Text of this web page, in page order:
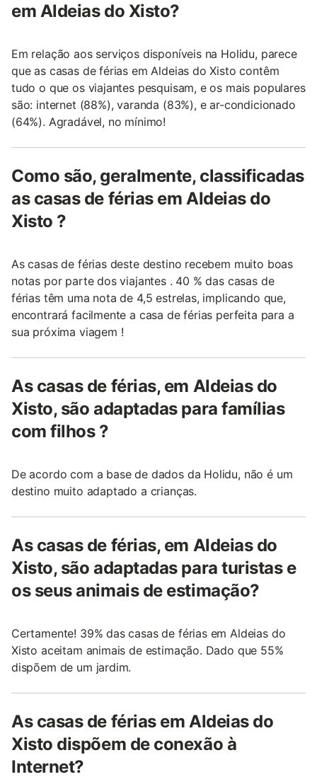
em Aldeias do Xisto?
Em relação aos serviços disponíveis na Holidu, parece
que as casas de férias em Aldeias do Xisto contêm
tudo o que os viajantes pesquisam, e os mais populares
são: internet (88%), varanda (83%), e ar-condicionado
(64%). Agradável, no mínimo!
Como são, geralmente, classificadas
as casas de férias em Aldeias do
Xisto ?
As casas de férias deste destino recebem muito boas
notas por parte dos viajantes . 40 % das casas de
férias têm uma nota de 4,5 estrelas, implicando que,
encontrará facilmente a casa de férias perfeita para a
sua próxima viagem !
As casas de férias, em Aldeias do
Xisto, são adaptadas para famílias
com filhos ?
De acordo com a base de dados da Holidu, não é um
destino muito adaptado a crianças.
As casas de férias, em Aldeias do
Xisto, são adaptadas para turistas e
os seus animais de estimação?
Certamente! 39% das casas de férias em Aldeias do
Xisto aceitam animais de estimação. Dado que 55%
dispõem de um jardim.
As casas de férias em Aldeias do
Xisto dispõem de conexão à
Internet?